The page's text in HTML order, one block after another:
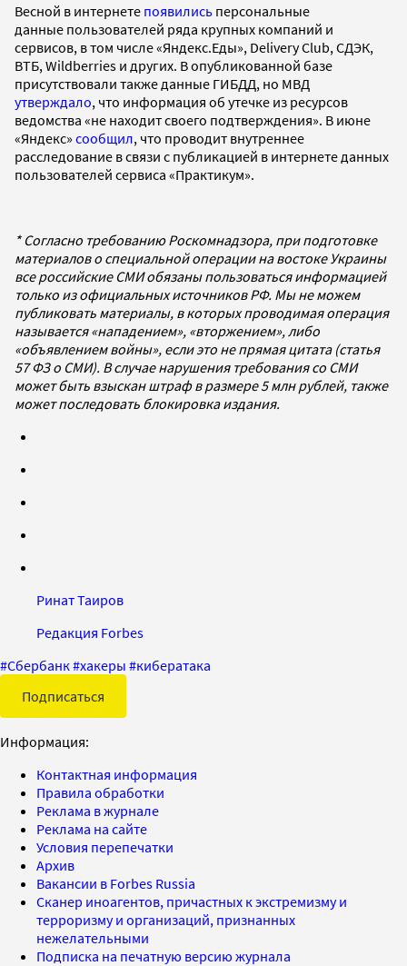
Весной в интернете появились персональные
данные пользователей ряда крупных компаний и
сервисов, в том числе «Яндекс.Еды», Delivery Club, СДЭК,
ВТБ, Wildberries и других. В опубликованной базе
присутствовали также данные ГИБДД, но МВД
утверждало, что информация об утечке из ресурсов
ведомства «не находит своего подтверждения». В июне
«Яндекс» сообщил, что проводит внутреннее
расследование в связи с публикацией в интернете данных
пользователей сервиса «Практикум».
* Согласно требованию Роскомнадзора, при подготовке
материалов о специальной операции на востоке Украины
все российские СМИ обязаны пользоваться информацией
только из официальных источников РФ. Мы не можем
публиковать материалы, в которых проводимая операция
называется «нападением», «вторжением», либо
«объявлением войны», если это не прямая цитата (статья
57 ФЗ о СМИ). В случае нарушения требования со СМИ
может быть взыскан штраф в размере 5 млн рублей, также
может последовать блокировка издания.
Ринат Таиров
Редакция Forbes
#Сбербанк#хакеры #кибератака
Подписаться
Информация:
Контактная информация
Правила обработки
Реклама в журнале
Реклама на сайте
Условия перепечатки
Архив
Вакансии в Forbes Russia
Сканер иноагентов, причастных к экстремизму и
терроризму и организаций, признанных
нежелательными
Подписка на печатную версию журнала